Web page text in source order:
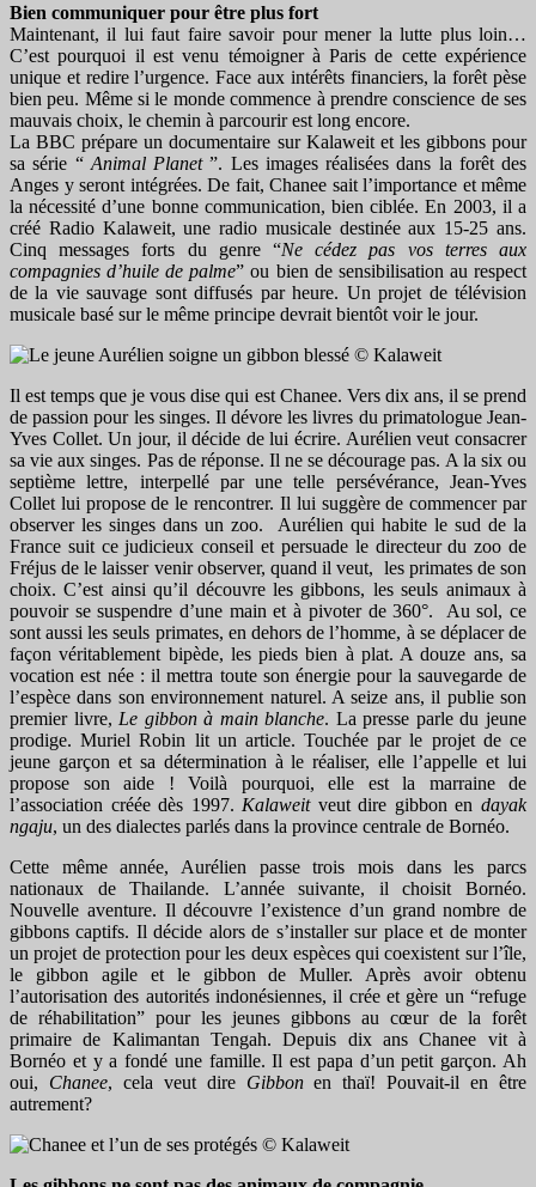
Bien communiquer pour être plus fort
Maintenant, il lui faut faire savoir pour mener la lutte plus loin…
C’est pourquoi il est venu témoigner à Paris de cette expérience
unique et redire l’urgence. Face aux intérêts financiers, la forêt pèse
bien peu. Même si le monde commence à prendre conscience de ses
mauvais choix, le chemin à parcourir est long encore.
La BBC prépare un documentaire sur Kalaweit et les gibbons pour
sa série “ Animal Planet”. Les images réalisées dans la forêt des
Anges y seront intégrées. De fait, Chanee sait l’importance et même
la nécessité d’une bonne communication, bien ciblée. En 2003, il a
créé Radio Kalaweit, une radio musicale destinée aux 15-25 ans.
Cinq messages forts du genre “Ne cédez pas vos terres aux
compagnies d’huile de palme” ou bien de sensibilisation au respect
de la vie sauvage sont diffusés par heure. Un projet de télévision
musicale basé sur le même principe devrait bientôt voir le jour.
Il est temps que je vous dise qui est Chanee. Vers dix ans, il se prend
de passion pour les singes. Il dévore les livres du primatologue Jean-
Yves Collet. Un jour, il décide de lui écrire. Aurélien veut consacrer
sa vie aux singes. Pas de réponse. Il ne se décourage pas. A la six ou
septième lettre, interpellé par une telle persévérance, Jean-Yves
Collet lui propose de le rencontrer. Il lui suggère de commencer par
observer les singes dans un zoo. Aurélien qui habite le sud de la
France suit ce judicieux conseil et persuade le directeur du zoo de
Fréjus de le laisser venir observer, quand il veut, les primates de son
choix. C’est ainsi qu’il découvre les gibbons, les seuls animaux à
pouvoir se suspendre d’une main et à pivoter de 360°. Au sol, ce
sont aussi les seuls primates, en dehors de l’homme, à se déplacer de
façon véritablement bipède, les pieds bien à plat. A douze ans, sa
vocation est née : il mettra toute son énergie pour la sauvegarde de
l’espèce dans son environnement naturel. A seize ans, il publie son
premier livre, Le gibbon à main blanche. La presse parle du jeune
prodige. Muriel Robin lit un article. Touchée par le projet de ce
jeune garçon et sa détermination à le réaliser, elle l’appelle et lui
propose son aide ! Voilà pourquoi, elle est la marraine de
l’association créée dès 1997. Kalaweit veut dire gibbon endayak
ngaju, un des dialectes parlés dans la province centrale de Bornéo.
Cette même année, Aurélien passe trois mois dans les parcs
nationaux de Thailande. L’année suivante, il choisit Bornéo.
Nouvelle aventure. Il découvre l’existence d’un grand nombre de
gibbons captifs. Il décide alors de s’installer sur place et de monter
un projet de protection pour les deux espèces qui coexistent sur l’île,
le gibbon agile et le gibbon de Muller. Après avoir obtenu
l’autorisation des autorités indonésiennes, il crée et gère un “refuge
de réhabilitation” pour les jeunes gibbons au cœur de la forêt
primaire de Kalimantan Tengah. Depuis dix ans Chanee vit à
Bornéo et y a fondé une famille. Il est papa d’un petit garçon. Ah
oui, Chanee, cela veut dire Gibbonen thaï! Pouvait-il en être
autrement?